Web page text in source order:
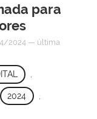
para
2024 — última
,
2024